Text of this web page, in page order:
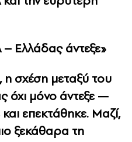
Ελλάδας άντεξε»
η σχέση μεταξύ του
όχι μόνο άντεξε —
επεκτάθηκε. Μαζί,
ξεκάθαρα τη